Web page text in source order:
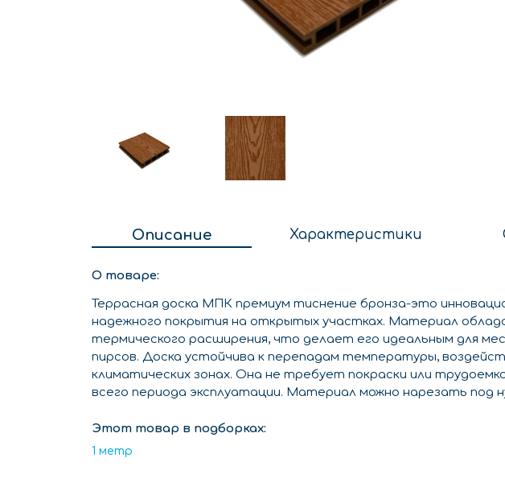
Описание Характеристики
О товаре:
Террасная доска МПК премиум тиснение бронза-это
надежного покрытия на открытых участках. Материал
термического расширения, что делает его идеальным для
пирсов. Доска устойчива к перепадам температуры,
климатических зонах. Она не требует покраски или
всего периода эксплуатации. Материал можно нарезать под
Этот товар в подборках:
1 метр